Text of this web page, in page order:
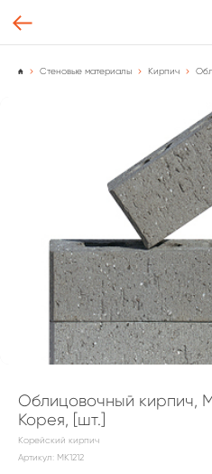
Стеновые материалы Кирпич
Облицовочный кирпич,
Корея, [шт.]
Корейский кирпич
Артикул: MK1212